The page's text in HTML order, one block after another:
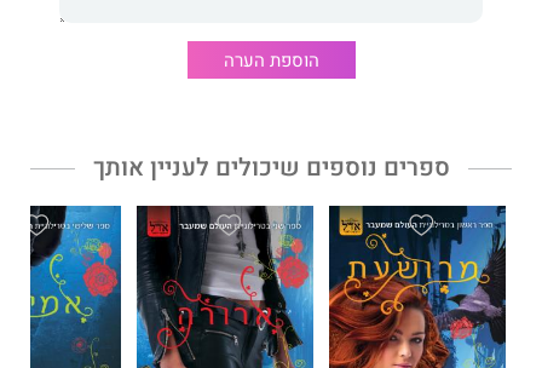
, סופרת רבי־המכר של הניו יורק טיימס, חוזרת
זוהי אחת מסדרות הפנטזיה המדוברות ביותר, שכבשה את ליבם של
הוספת הערה
ספרים נוספים שיכולים לעניין אותך